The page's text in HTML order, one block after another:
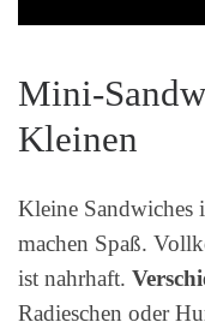
Mini-
Kleinen
Kleine Sandwiches
machen Spaß.
ist nahrhaft.
Radieschen oder